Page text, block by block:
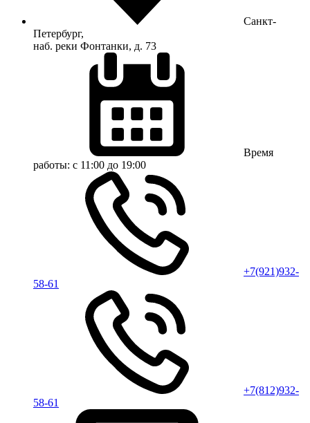
Санкт-
Петербург,
наб. реки Фонтанки, д. 73
Время
работы: с 11:00 до 19:00
+7(921)932-
58-61
+7(812)932-
58-61